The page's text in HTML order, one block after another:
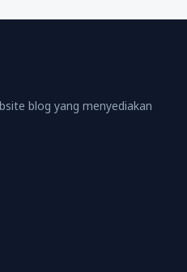
blog yang menyediakan